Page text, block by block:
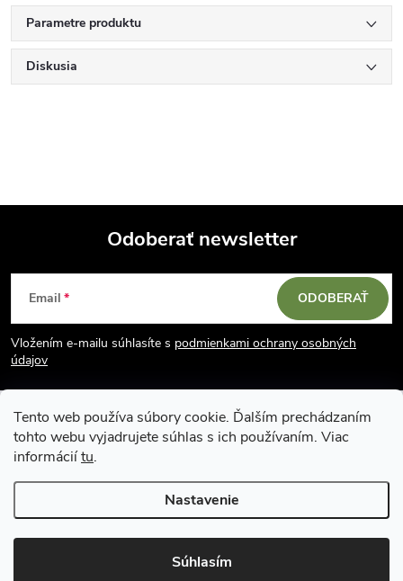
Tento web používa súbory cookie. Ďalším prechádzaním
tohto webu vyjadrujete súhlas s ich používaním. Viac
informáciítu.
Nastavenie
Súhlasím
Parametre produktu
Diskusia
Z
á
p
ä
e
Odoberať newsletter
Email
Vložením e-mailu súhlasíte s podmienkami ochrany osobných
údajov
ODOBERAŤ
Copyright 2026Vodácky obchod SUN sport. Všetky práva vyhradené.
Upraviť nastavenie cookies